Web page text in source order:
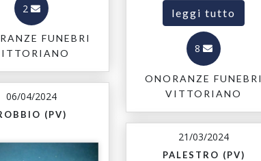
2
FUNEBRI
leggi tutto
8
ONORANZE FUNEBRI
VITTORIANO
06/04/2024
(PV)
21/03/2024
PALESTRO (PV)